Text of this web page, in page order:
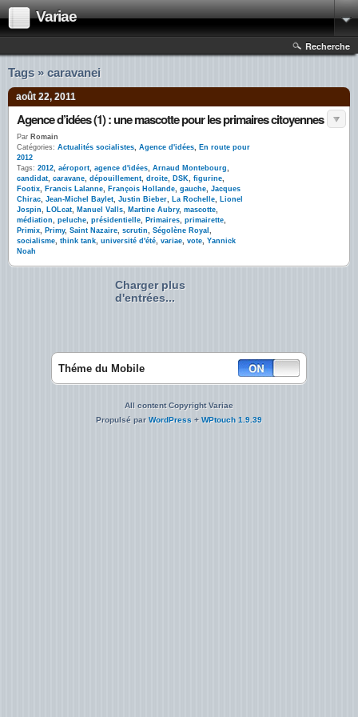
Variae
Recherche
Tags » caravanei
août 22, 2011
Agence d’idées (1) : une mascotte pour les primaires citoyennes
Par Romain
Catégories: Actualités socialistes, Agence d'idées, En route pour
2012
Tags: 2012, aéroport, agence d'idées, Arnaud Montebourg,
candidat, caravane, dépouillement, droite, DSK, figurine,
Footix, Francis Lalanne, François Hollande, gauche, Jacques
Chirac, Jean-Michel Baylet, Justin Bieber, La Rochelle, Lionel
Jospin, LOLcat, Manuel Valls, Martine Aubry, mascotte,
médiation, peluche, présidentielle, Primaires, primairette,
Primix, Primy, Saint Nazaire, scrutin, Ségolène Royal ,
socialisme, think tank, université d'été, variae, vote, Yannick
Noah
Charger plus
d'entrées...
Théme du Mobile
All content Copyright Variae
Propulsé parWordPress + WPtouch 1.9.39